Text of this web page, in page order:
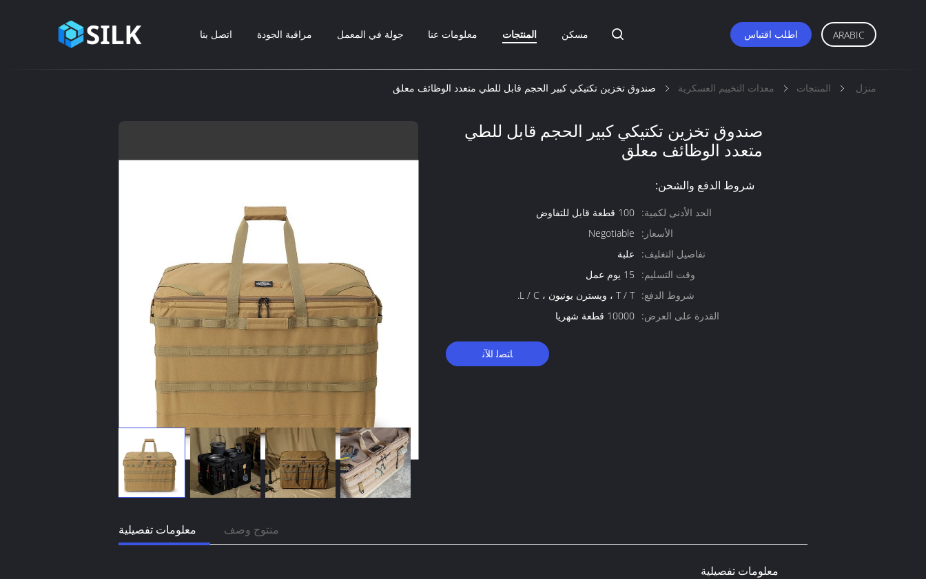
مسكن المنتجات معلومات عنا جولة في المعمل مراقبة الجودة اتصل بنا اطلب اقتباس ARABIC
منزل المنتجات معدات التخييم العسكرية صندوق تخزين تكتيكي كبير الحجم قابل للطي متعدد الوظائف معلق
صندوق تخزين تكتيكي كبير الحجم قابل للطي
متعدد الوظائف معلق
شروط الدفع والشحن:
الحد الأدنى لكمية: 100 قطعة قابل للتفاوض
الأسعار:
Negotiable
تفاصيل التغليف:
علبة
وقت التسليم:
15 يوم عمل
شروط الدفع: T / T ، ويسترن يونيون ، L / C.
القدرة على العرض: 10000 قطعة شهريا
ﺎﺘﺼﻟ ﺍﻶﻧ
معلومات تفصيلية منتوج وصف
معلومات تفصيلية